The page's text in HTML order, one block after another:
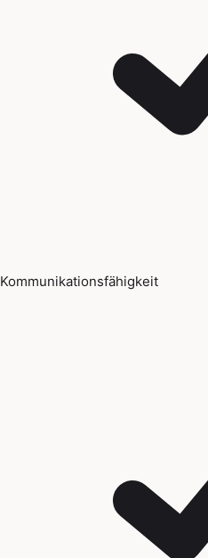
Kommunikationsfähigkeit